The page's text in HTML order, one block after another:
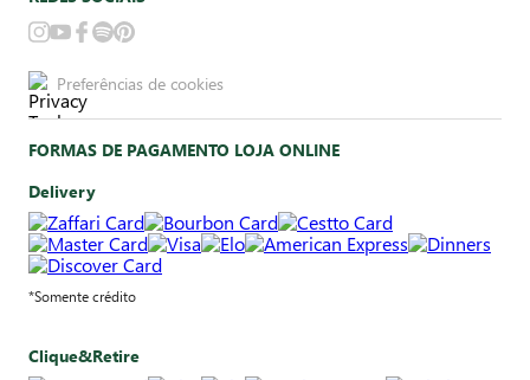
Preferências de cookies
FORMAS DE PAGAMENTO LOJA ONLINE
Delivery
*Somente crédito
Clique&Retire